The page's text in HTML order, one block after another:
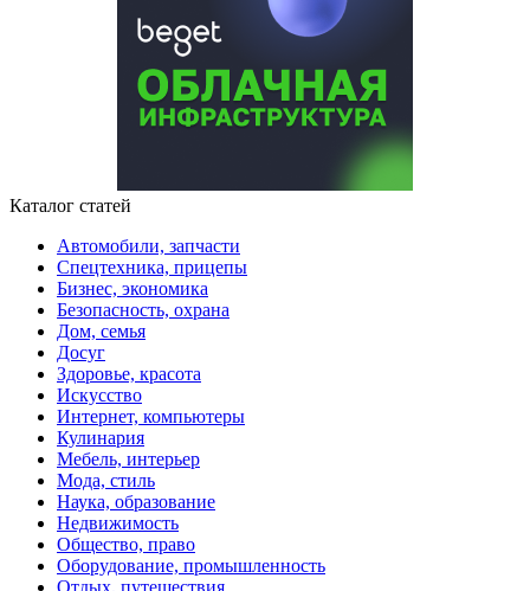
Каталог статей
Автомобили, запчасти
Спецтехника, прицепы
Бизнес, экономика
Безопасность, охрана
Дом, семья
Досуг
Здоровье, красота
Искусство
Интернет, компьютеры
Кулинария
Мебель, интерьер
Мода, стиль
Наука, образование
Недвижимость
Общество, право
Оборудование, промышленность
Отдых, путешествия